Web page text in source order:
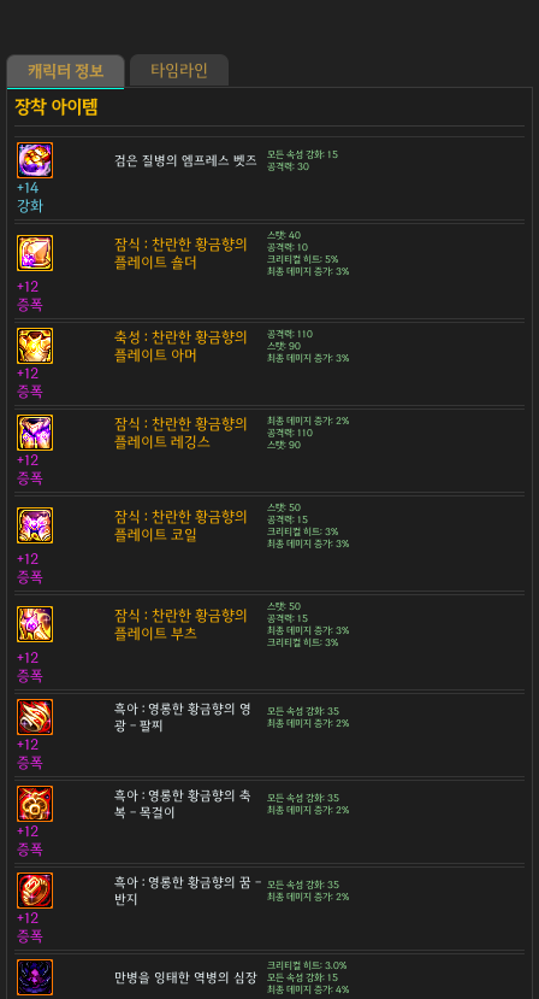
캐릭터 정보 타임라인
검은 질병의 엠프레스 벳즈
모든 속성 강화: 15
공격력: 30
+14
강화
잠식 : 찬란한 황금향의
플레이트 숄더
스탯: 40
공격력: 10
크리티컬 히트: 5%
최종 데미지 증가: 3%
+12
증폭
축성 : 찬란한 황금향의
플레이트 아머
공격력: 110
스탯: 90
최종 데미지 증가: 3%
+12
증폭
잠식 : 찬란한 황금향의
플레이트 레깅스
최종 데미지 증가: 2%
공격력: 110
스탯: 90
+12
증폭
잠식 : 찬란한 황금향의
플레이트 코일
스탯: 50
공격력: 15
크리티컬 히트: 3%
최종 데미지 증가: 3%
+12
증폭
잠식 : 찬란한 황금향의
플레이트 부츠
스탯: 50
공격력: 15
최종 데미지 증가: 3%
크리티컬 히트: 3%
+12
증폭
흑아 : 영롱한 황금향의 영
광 - 팔찌
모든 속성 강화: 35
최종 데미지 증가: 2%
+12
증폭
흑아 : 영롱한 황금향의 축
복 - 목걸이
모든 속성 강화: 35
최종 데미지 증가: 2%
+12
증폭
흑아 : 영롱한 황금향의 꿈 -
반지
모든 속성 강화: 35
최종 데미지 증가: 2%
+12
증폭
만병을 잉태한 역병의 심장
크리티컬 히트: 3.0%
모든 속성 강화: 15
최종 데미지 증가: 4%